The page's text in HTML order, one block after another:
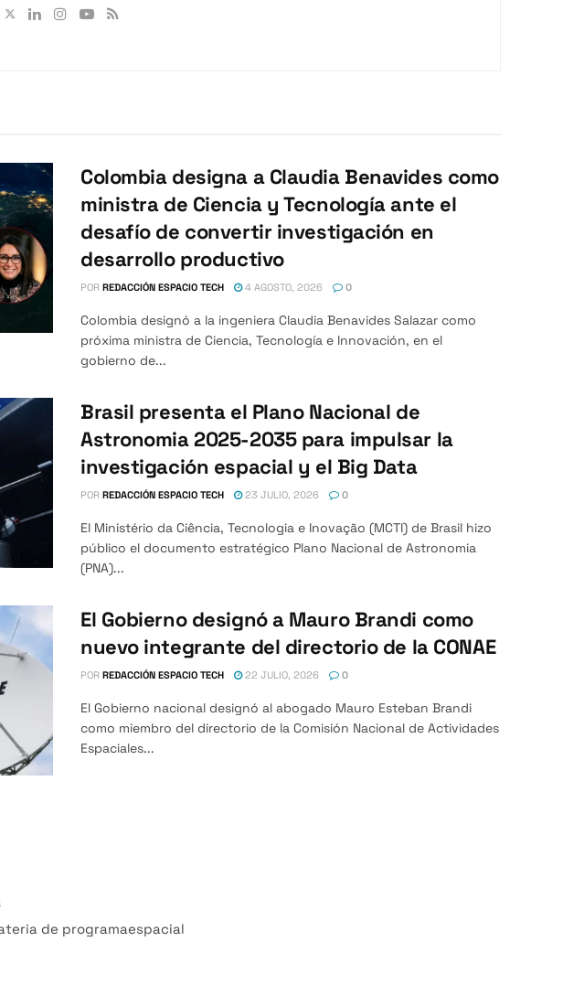
Colombia designa a Claudia Benavides como
ministra de Ciencia y Tecnología ante el
desafío de convertir investigación en
desarrollo productivo
POR REDACCIÓN ESPACIO TECH 4 AGOSTO, 2026 0
Colombia designó a la ingeniera Claudia Benavides Salazar como
próxima ministra de Ciencia, Tecnología e Innovación, en el
gobierno de...
Brasil presenta el Plano Nacional de
Astronomia 2025-2035 para impulsar la
investigación espacial y el Big Data
POR REDACCIÓN ESPACIO TECH 23 JULIO, 2026 0
El Ministério da Ciência, Tecnologia e Inovação (MCTI) de Brasil hizo
público el documento estratégico Plano Nacional de Astronomia
(PNA)...
El Gobierno designó a Mauro Brandi como
nuevo integrante del directorio de la CONAE
POR REDACCIÓN ESPACIO TECH 22 JULIO, 2026 0
El Gobierno nacional designó al abogado Mauro Esteban Brandi
como miembro del directorio de la Comisión Nacional de Actividades
Espaciales...
de programaespacial